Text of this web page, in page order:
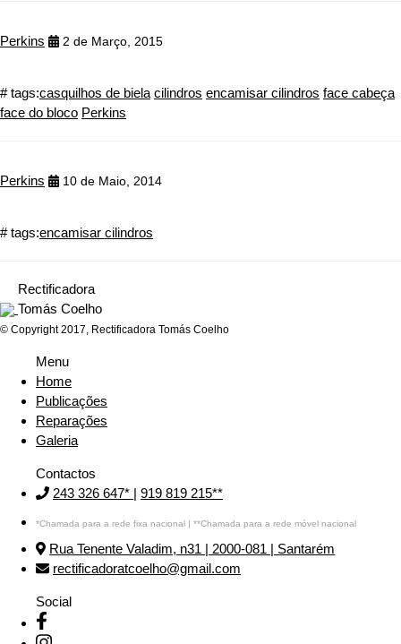
Perkins 2 de Março, 2015
# tags:casquilhos de biela cilindros encamisar cilindros face cabeça
face do bloco Perkins
Perkins 10 de Maio, 2014
# tags:encamisar cilindros
Rectificadora
Tomás Coelho
© Copyright 2017, Rectificadora Tomás Coelho
Menu
Home
Publicações
Reparações
Galeria
Contactos
243 326 647* | 919 819 215**
*Chamada para a rede fixa nacional | **Chamada para a rede móvel nacional
Rua Tenente Valadim, n31 | 2000-081 | Santarém
rectificadoratcoelho@gmail.com
Social